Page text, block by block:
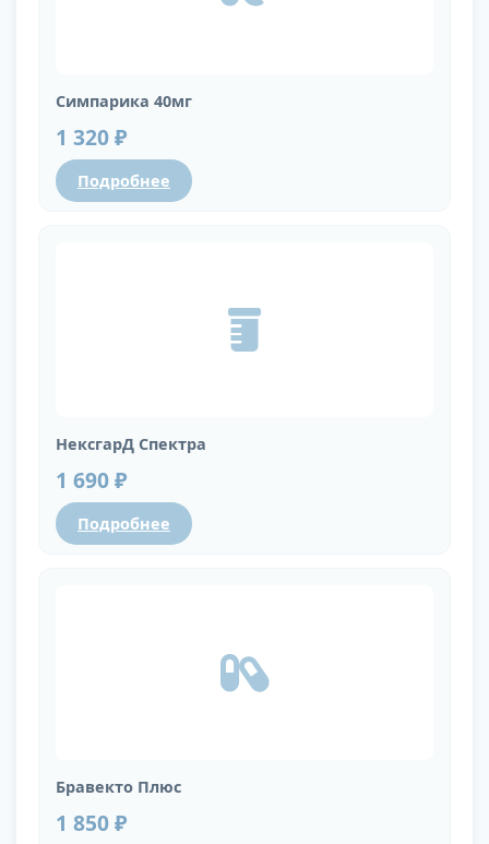
Симпарика 40мг
1 320 ₽
Подробнее
НексгарД Спектра
1 690 ₽
Подробнее
Бравекто Плюс
1 850 ₽